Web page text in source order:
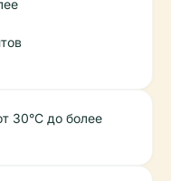
30°C до более